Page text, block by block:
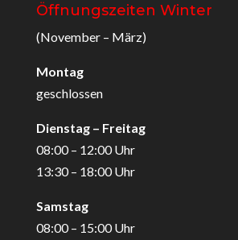
Öffnungszeiten Winter
(November – März)
Montag
geschlossen
Dienstag – Freitag
08:00 – 12:00 Uhr
13:30 – 18:00 Uhr
Samstag
08:00 – 15:00 Uhr